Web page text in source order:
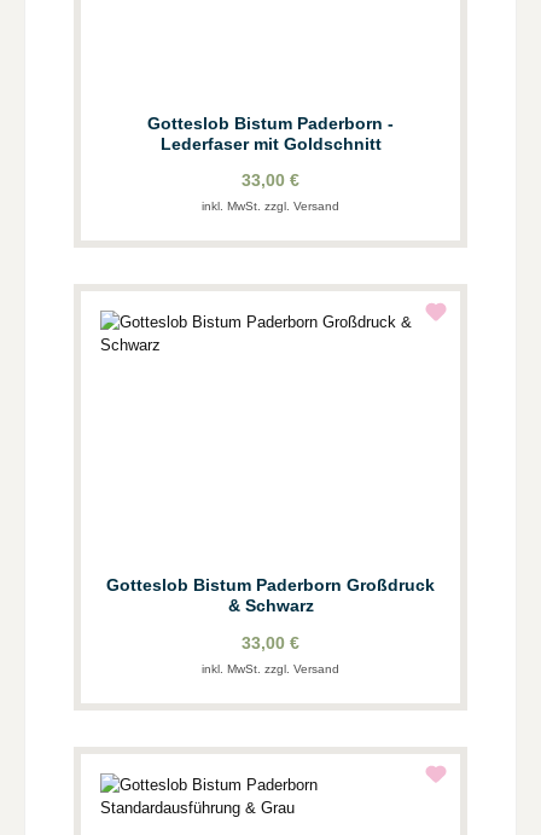
Gotteslob Bistum Paderborn -
Lederfaser mit Goldschnitt
33,00 €
inkl. MwSt. zzgl. Versand
Gotteslob Bistum Paderborn Großdruck
& Schwarz
33,00 €
inkl. MwSt. zzgl. Versand